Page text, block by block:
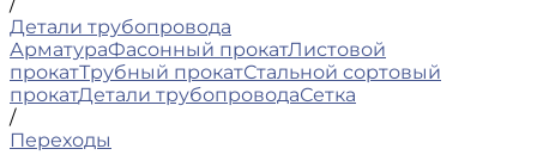
Детали трубопровода
АрматураФасонный прокатЛистовой
прокатТрубный прокатСтальной сортовый
прокатДетали трубопроводаСетка
/
Переходы